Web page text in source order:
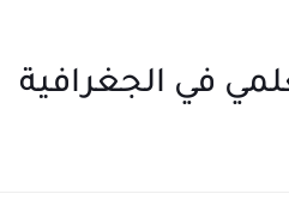
في الجغرافية